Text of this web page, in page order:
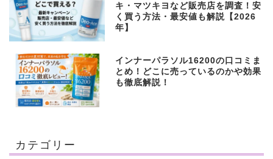
キ・マツキヨなど販売店を調査！安
く買う方法・最安値も解説【2026
年】
インナーパラソル16200の口コミま
とめ！どこに売っているのかや効果
も徹底解説！
カテゴリー